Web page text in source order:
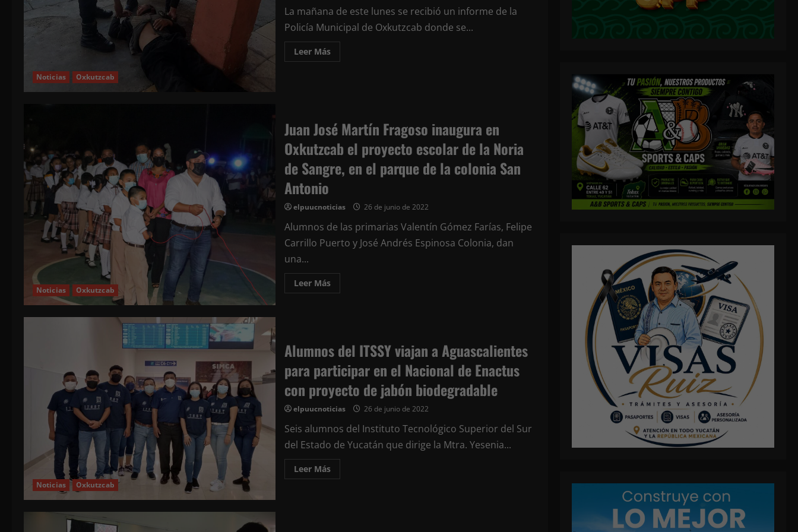
ciudad
Noticias Oxkutzcab
La mañana de este lunes se recibió un informe de la
Policía Municipal de Oxkutzcab donde se...
Leer MásLeer
más
en
redes
sobre
supuestos
contra
un
Noticias Oxkutzcab
Juan José Martín Fragoso inaugura en
Oxkutzcab el proyecto escolar de la Noria
de Sangre, en el parque de la colonia San
Antonio
elpuucnoticias 26 de junio de 2022
Alumnos de las primarias Valentín Gómez Farías, Felipe
Carrillo Puerto y José Andrés Espinosa Colonia, dan
una...
Leer MásLeer
más
inaugura
en
Oxkutzcab
el
proyecto
escolar
de
la
Noria
Sangre,
en
el
parque
de
la
colonia
Noticias Oxkutzcab
Alumnos del ITSSY viajan a Aguascalientes
para participar en el Nacional de Enactus
con proyecto de jabón biodegradable
elpuucnoticias 26 de junio de 2022
Seis alumnos del Instituto Tecnológico Superior del Sur
del Estado de Yucatán que dirige la Mtra. Yesenia...
Leer MásLeer
más